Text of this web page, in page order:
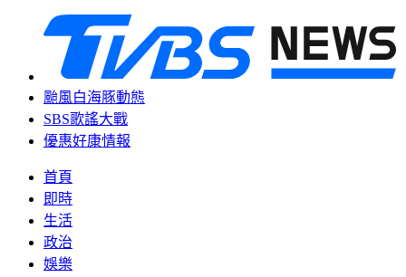
颱風白海豚動態
SBS歌謠大戰
優惠好康情報
首頁
即時
生活
政治
娛樂